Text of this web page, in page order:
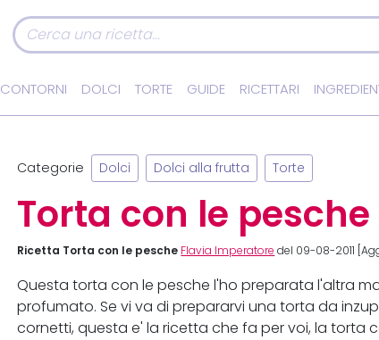
CONTORNI DOLCI TORTE GUIDE RICETTARI
Categorie Dolci Dolci alla frutta Torte
Torta con le pesche
Ricetta Torta con le pesche Flavia Imperatore del 09-08-2011
Questa torta con le pesche l'ho preparata l'altra
profumato. Se vi va di prepararvi una torta da
cornetti, questa e' la ricetta che fa per voi, la torta